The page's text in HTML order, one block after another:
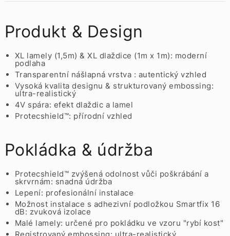
Produkt & Design
XL lamely (1,5m) & XL dlaždice (1m x 1m): moderní
podlaha
Transparentní nášlapná vrstva : autentický vzhled
Vysoká kvalita designu & strukturovaný embossing:
ultra-realistický
4V spára: efekt dlaždic a lamel
Protecshield™: přírodní vzhled
Pokládka & údržba
Protecshield™ zvýšená odolnost vůči poškrábání a
skrvrnám: snadná údržba
Lepení: profesionální instalace
Možnost instalace s adhezivní podložkou Smartfix 16
dB: zvuková izolace
Malé lamely: určené pro pokládku ve vzoru "rybí kost"